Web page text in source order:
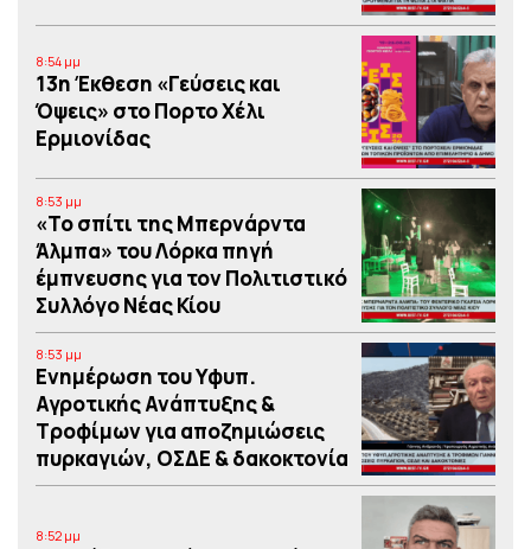
8:54 μμ
13η Έκθεση «Γεύσεις και
Όψεις» στο Πορτο Xέλι
Ερμιονίδας
8:53 μμ
«Το σπίτι της Μπερνάρντα
Άλμπα» του Λόρκα πηγή
έμπνευσης για τον Πολιτιστικό
Συλλόγο Νέας Κίου
8:53 μμ
Eνημέρωση του Υφυπ.
Αγροτικής Ανάπτυξης &
Τροφίμων για αποζημιώσεις
πυρκαγιών, ΟΣΔΕ & δακοκτονία
8:52 μμ